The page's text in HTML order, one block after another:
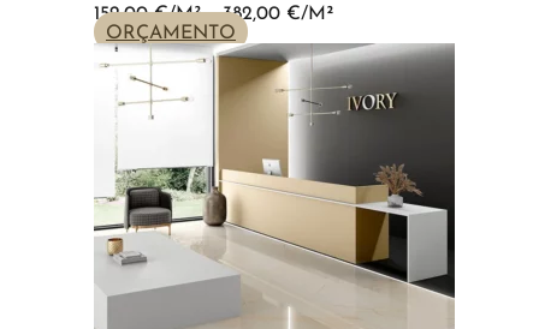
152,00€ – 382,00 €
PRICE
152,00 €
THROUGH
382,00 €
ORÇAMENTO